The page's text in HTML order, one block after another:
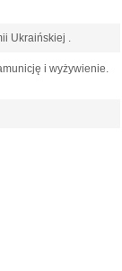
Ukraińskiej .
i wyżywienie.